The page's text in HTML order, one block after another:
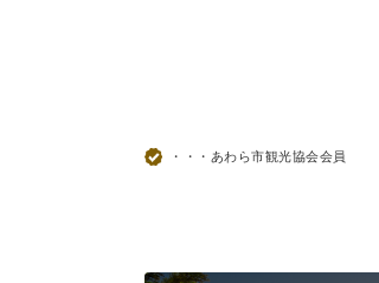
・・・あわら市観光協会会員